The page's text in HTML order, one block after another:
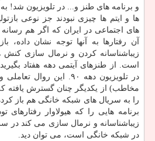
و برنامه های طنز و... در تلویزیون شد!
ها و ایتم ها چیزی نبودند جز نوعی
های اجتماعی در ایران كه اگر هم
آن رفتارها به آنها توجه نشان داده،
زیباشناسانه كردن و نرمال سازی كنش
است. از طنزهای آیتمی دهه هفتاد
در تلویزیون دهه ۹۰. این
مخاطب) از یكدیگر چنان گسترش یافته
را به سریال های شبكه خانگی هم باز
برنامه هایی را كه هیولاوار
زیباشناسانه و نرمال سازی می كند در
در شبكه خانگی است، می توان دید.